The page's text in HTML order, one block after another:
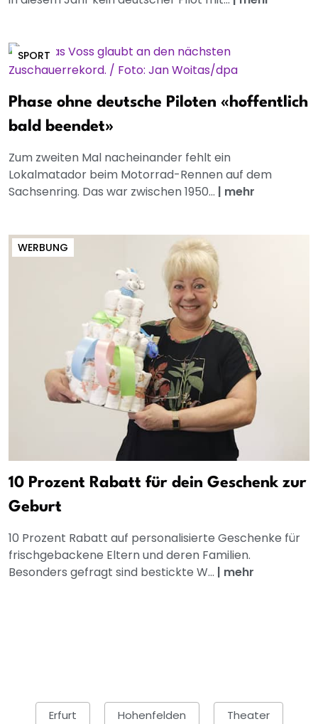
SPORT
Phase ohne deutsche Piloten «hoffentlich
bald beendet»
Zum zweiten Mal nacheinander fehlt ein
Lokalmatador beim Motorrad-Rennen auf dem
Sachsenring. Das war zwischen 1950... | mehr
WERBUNG
10 Prozent Rabatt für dein Geschenk zur
Geburt
10 Prozent Rabatt auf personalisierte Geschenke für
frischgebackene Eltern und deren Familien.
Besonders gefragt sind bestickte W... | mehr
Erfurt Hohenfelden Theater